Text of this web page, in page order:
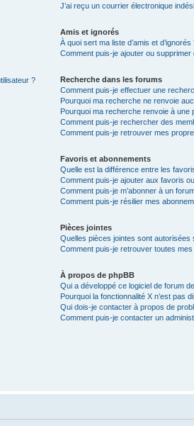
?
J’ai reçu un courrier électronique
Amis et ignorés
À quoi sert ma liste d’amis et d’ignorés
Comment puis-je ajouter ou supprimer
Recherche dans les forums
Comment puis-je effectuer une
Pourquoi ma recherche ne renvoie
Pourquoi ma recherche renvoie à une
Comment puis-je rechercher des
Comment puis-je retrouver mes
Favoris et abonnements
Quelle est la différence entre les
Comment puis-je ajouter aux favoris
Comment puis-je m’abonner à un
Comment puis-je résilier mes
Pièces jointes
Quelles pièces jointes sont autorisées
Comment puis-je retrouver toutes
À propos de phpBB
Qui a développé ce logiciel de forum
Pourquoi la fonctionnalité X n’est pas
Qui dois-je contacter à propos de
Comment puis-je contacter un